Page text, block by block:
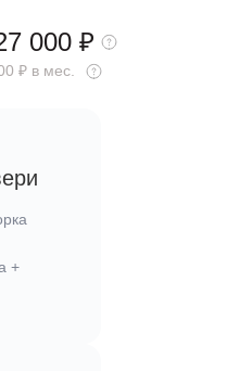
+
000 ₽
₽ в мес.